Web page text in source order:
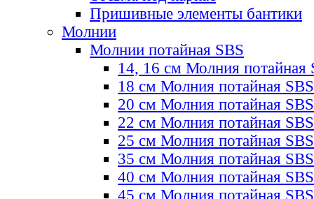
Пришивные элементы бантики
Молнии
Молнии потайная SBS
14, 16 см Молния потайная
18 см Молния потайная SBS
20 см Молния потайная SBS
22 см Молния потайная SBS
25 см Молния потайная SBS
35 см Молния потайная SBS
40 см Молния потайная SBS
45 см Молния потайная SBS